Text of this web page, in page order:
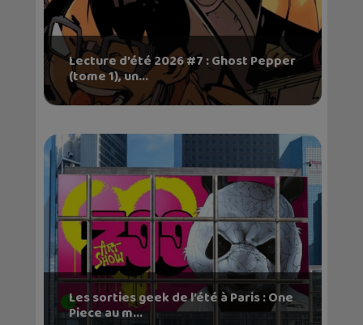
Lecture d’été 2026 #7 : Ghost Pepper
(tome 1), un...
Les sorties geek de l’été à Paris : One
Piece au m...